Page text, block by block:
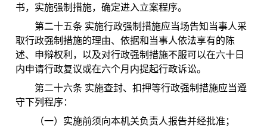
书，实施强制措施，确定进入立案程序。
第二十五条 实施行政强制措施应当场告知当事人采
取行政强制措施的理由、依据和当事人依法享有的陈
述、申辩权利，以及对行政强制措施不服可以在六十日
内申请行政复议或在六个月内提起行政诉讼。
第二十六条 实施查封、扣押等行政强制措施应当遵
守下列程序：
（一）实施前须向本机关负责人报告并经批准；